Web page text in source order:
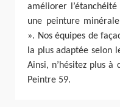
améliorer
une peinture
». Nos équipes de
la plus adaptée selon
Ainsi, n’hésitez plus
Peintre 59.